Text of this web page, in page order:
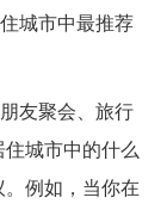
城市中最推荐
友聚会、旅行
城市中的什么
例如，当你在